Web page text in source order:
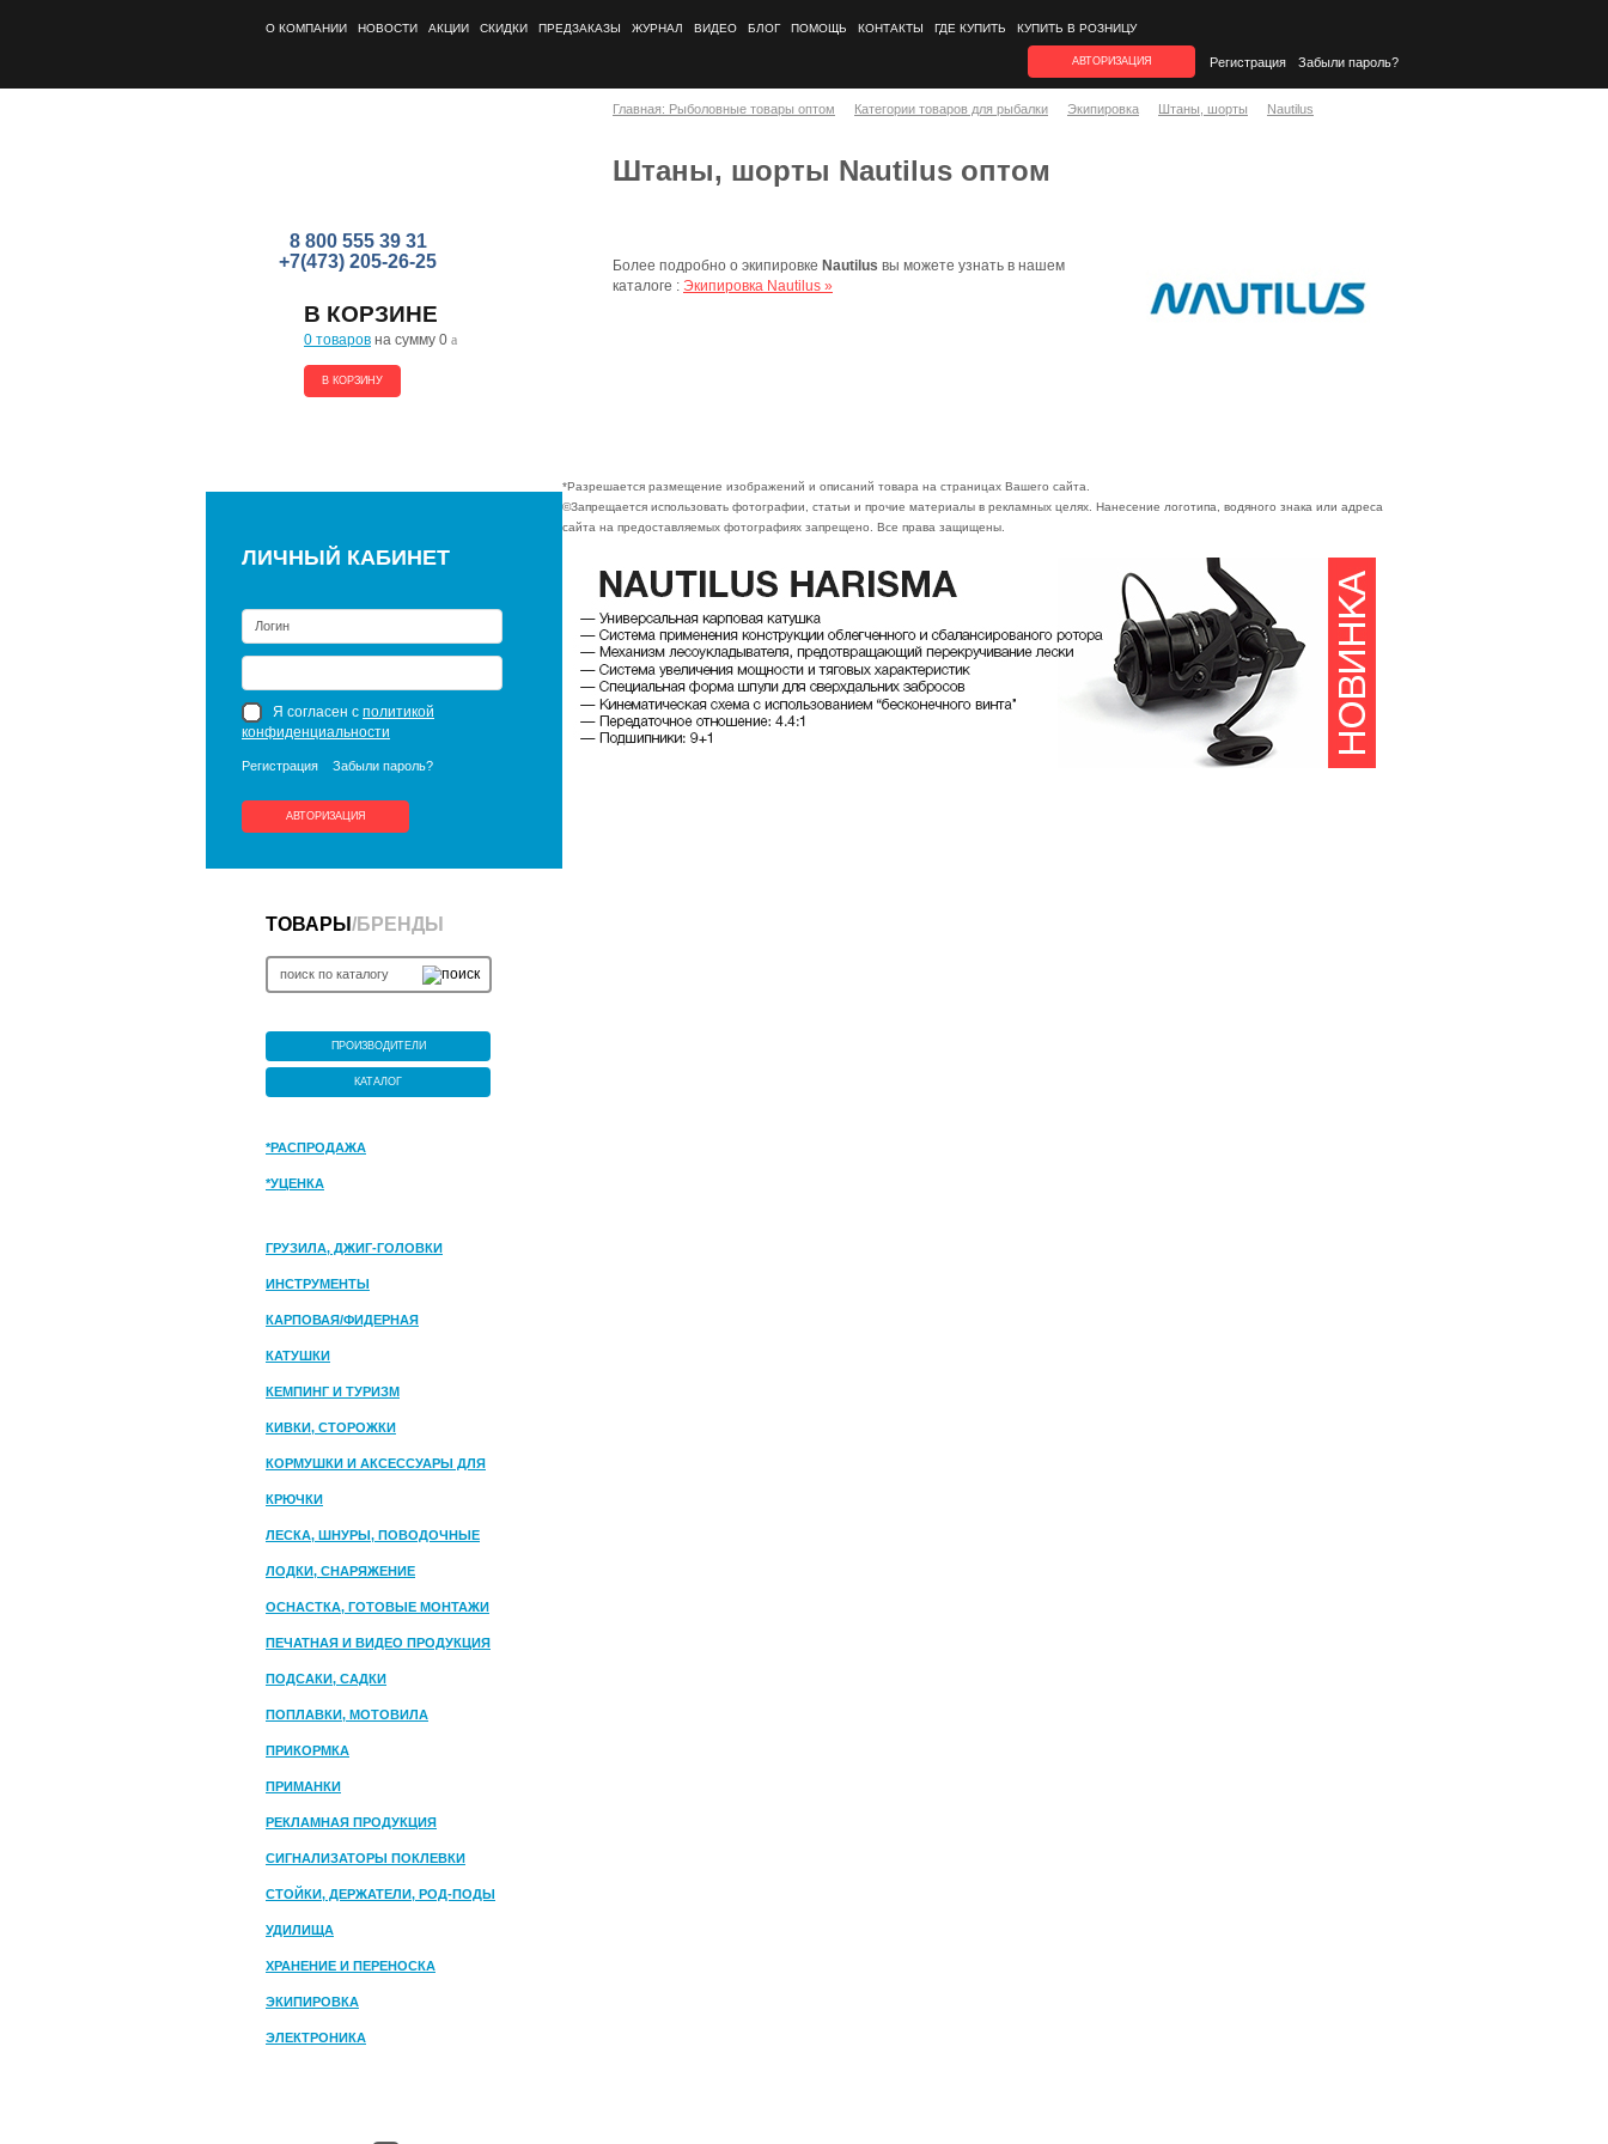
О КОМПАНИИ НОВОСТИ АКЦИИ СКИДКИ ПРЕДЗАКАЗЫ ЖУРНАЛ ВИДЕО БЛОГ ПОМОЩЬ КОНТАКТЫ ГДЕ КУПИТЬ КУПИТЬ В РОЗНИЦУ
АВТОРИЗАЦИЯ Регистрация Забыли пароль?
8 800 555 39 31
+7(473) 205-26-25
В КОРЗИНЕ
0 товаров на сумму 0 a
В КОРЗИНУ
ЛИЧНЫЙ КАБИНЕТ
Я согласен с политикой
конфиденциальности
Регистрация Забыли пароль?
АВТОРИЗАЦИЯ
ТОВАРЫ /БРЕНДЫ
ПРОИЗВОДИТЕЛИ
КАТАЛОГ
*РАСПРОДАЖА
*УЦЕНКА
ГРУЗИЛА, ДЖИГ-ГОЛОВКИ
ИНСТРУМЕНТЫ
КАРПОВАЯ/ФИДЕРНАЯ
КАТУШКИ
КЕМПИНГ И ТУРИЗМ
КИВКИ, СТОРОЖКИ
КОРМУШКИ И АКСЕССУАРЫ ДЛЯ
ПРИКОРМКИ
КРЮЧКИ
ЛЕСКА, ШНУРЫ, ПОВОДОЧНЫЕ
МАТЕРИАЛЫ
ЛОДКИ, СНАРЯЖЕНИЕ
ОСНАСТКА, ГОТОВЫЕ МОНТАЖИ
ПЕЧАТНАЯ И ВИДЕО ПРОДУКЦИЯ
ПОДСАКИ, САДКИ
ПОПЛАВКИ, МОТОВИЛА
ПРИКОРМКА
ПРИМАНКИ
РЕКЛАМНАЯ ПРОДУКЦИЯ
СИГНАЛИЗАТОРЫ ПОКЛЕВКИ
СТОЙКИ, ДЕРЖАТЕЛИ, РОД-ПОДЫ
УДИЛИЩА
ХРАНЕНИЕ И ПЕРЕНОСКА
ЭКИПИРОВКА
ЭЛЕКТРОНИКА
Главная: Рыболовные товары оптом Категории товаров для рыбалки Экипировка Штаны, шорты Nautilus
Штаны, шорты Nautilus оптом
Более подробно о экипировке Nautilus вы можете узнать в нашем
каталоге : Экипировка Nautilus »
*Разрешается размещение изображений и описаний товара на страницах Вашего сайта.
©Запрещается использовать фотографии, статьи и прочие материалы в рекламных целях. Нанесение логотипа, водяного знака или адреса
сайта на предоставляемых фотографиях запрещено. Все права защищены.